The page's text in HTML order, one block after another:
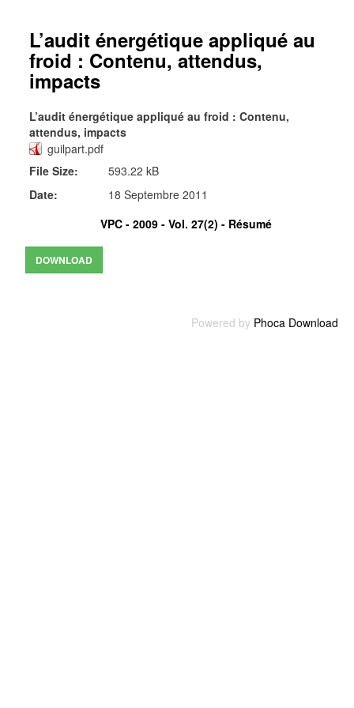
L’audit énergétique appliqué au
froid : Contenu, attendus,
impacts
L’audit énergétique appliqué au froid : Contenu,
attendus, impacts
guilpart.pdf
File Size:
593.22 kB
Date:
18 Septembre 2011
VPC - 2009 - Vol. 27(2) - Résumé
Powered by Phoca Download